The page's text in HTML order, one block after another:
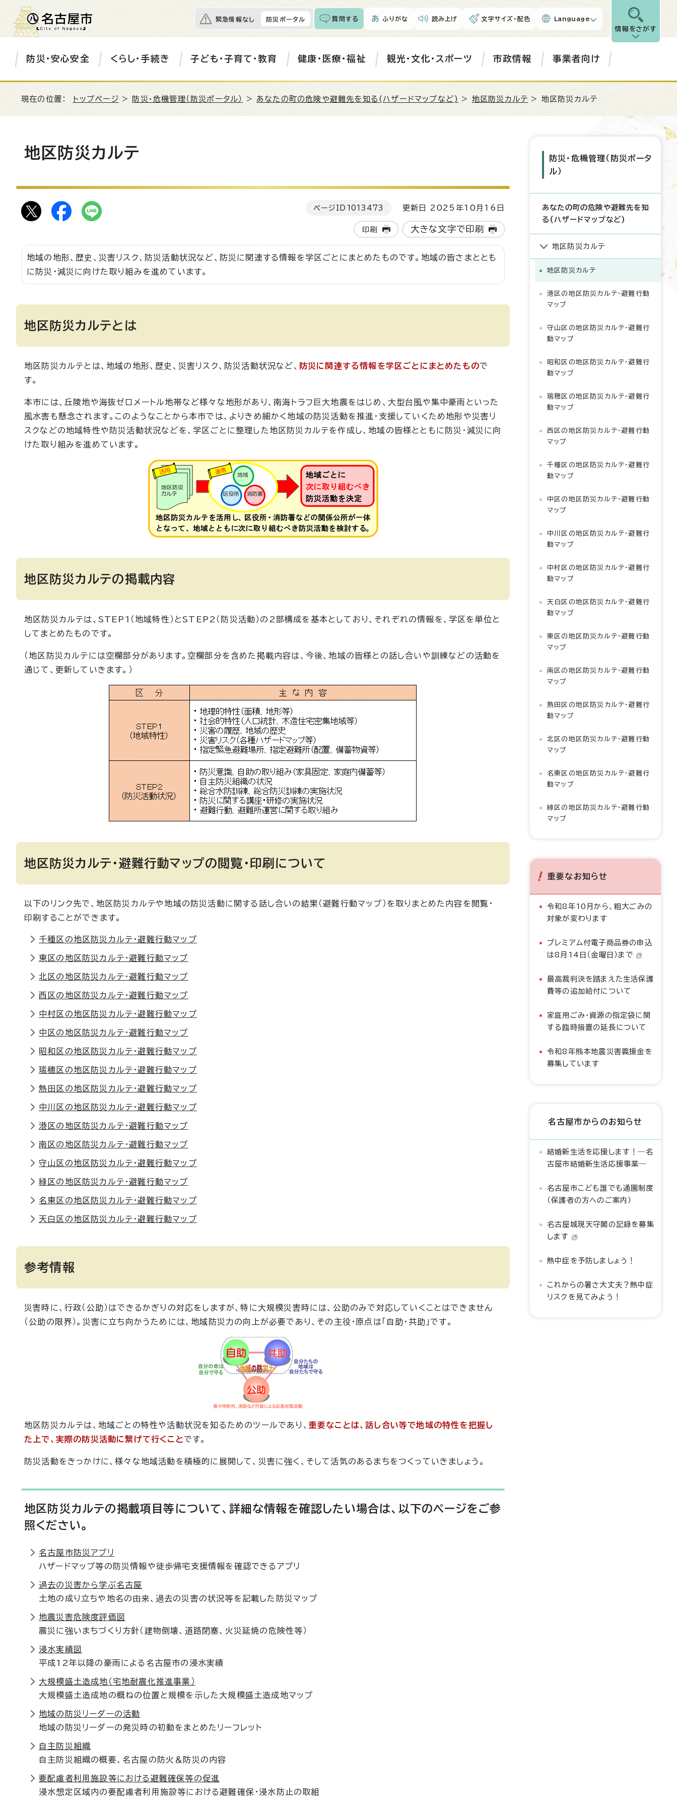
緊急情報なし 防災ポータル 質問する ふりがな 読み上げ 文字サイズ・配色 Language
情報をさがす
防災・安心安全 くらし・手続き 子ども・子育て・教育 健康・医療・福祉 観光・文化・スポーツ 市政情報 事業者向け
現在の位置： トップページ > 防災・危機管理（防災ポータル） > あなたの町の危険や避難先を知る(ハザードマップなど) > 地区防災カルテ > 地区防災カルテ
地区防災カルテ
ページID 1013473 更新日 2025年10月16日
印刷 大きな文字で印刷
地域の地形、歴史、災害リスク、防災活動状況など、防災に関連する情報を学区ごとにまとめたものです。地域の皆さまととも
に防災・減災に向けた取り組みを進めています。
地区防災カルテとは
地区防災カルテとは、地域の地形、歴史、災害リスク、防災活動状況など、 防災に関連する情報を学区ごとにまとめたもので
す。
本市には、丘陵地や海抜ゼロメートル地帯など様々な地形があり、南海トラフ巨大地震をはじめ、大型台風や集中豪雨といった
風水害も懸念されます。このようなことから本市では、よりきめ細かく地域の防災活動を推進・支援していくため地形や災害リ
スクなどの地域特性や防災活動状況などを、学区ごとに整理した地区防災カルテを作成し、地域の皆様とともに防災・減災に向
けた取り組みを進めています。
地区防災カルテの掲載内容
地区防災カルテは、STEP1（地域特性）とSTEP2（防災活動）の2部構成を基本としており、それぞれの情報を、学区を単位と
してまとめたものです。
（地区防災カルテには空欄部分があります。空欄部分を含めた掲載内容は、今後、地域の皆様との話し合いや訓練などの活動を
通じて、更新していきます。）
地区防災カルテ・避難行動マップの閲覧・印刷について
以下のリンク先で、地区防災カルテや地域の防災活動に関する話し合いの結果（避難行動マップ）を取りまとめた内容を閲覧・
印刷することができます。
千種区の地区防災カルテ・避難行動マップ
東区の地区防災カルテ・避難行動マップ
北区の地区防災カルテ・避難行動マップ
西区の地区防災カルテ・避難行動マップ
中村区の地区防災カルテ・避難行動マップ
中区の地区防災カルテ・避難行動マップ
昭和区の地区防災カルテ・避難行動マップ
瑞穂区の地区防災カルテ・避難行動マップ
熱田区の地区防災カルテ・避難行動マップ
中川区の地区防災カルテ・避難行動マップ
港区の地区防災カルテ・避難行動マップ
南区の地区防災カルテ・避難行動マップ
守山区の地区防災カルテ・避難行動マップ
緑区の地区防災カルテ・避難行動マップ
名東区の地区防災カルテ・避難行動マップ
天白区の地区防災カルテ・避難行動マップ
参考情報
災害時に、行政（公助）はできるかぎりの対応をしますが、特に大規模災害時には、公助のみで対応していくことはできません
（公助の限界）。災害に立ち向かうためには、地域防災力の向上が必要であり、その主役・原点は「自助・共助」です。
地区防災カルテは、地域ごとの特性や活動状況を知るためのツールであり、 重要なことは、話し合い等で地域の特性を把握し
た上で、実際の防災活動に繋げて行くことです。
防災活動をきっかけに、様々な地域活動を積極的に展開して、災害に強く、そして活気のあるまちをつくっていきましょう。
地区防災カルテの掲載項目等について、詳細な情報を確認したい場合は、以下のページをご参
照ください。
名古屋市防災アプリ
ハザードマップ等の防災情報や徒歩帰宅支援情報を確認できるアプリ
過去の災害から学ぶ名古屋
土地の成り立ちや地名の由来、過去の災害の状況等を記載した防災マップ
地震災害危険度評価図
震災に強いまちづくり方針（建物倒壊、道路閉塞、火災延焼の危険性等）
浸水実績図
平成12年以降の豪雨による名古屋市の浸水実績
大規模盛土造成地（宅地耐震化推進事業）
大規模盛土造成地の概ねの位置と規模を示した大規模盛土造成地マップ
地域の防災リーダーの活動
地域の防災リーダーの発災時の初動をまとめたリーフレット
自主防災組織
自主防災組織の概要、名古屋の防火＆防災の内容
要配慮者利用施設等における避難確保等の促進
浸水想定区域内の要配慮者利用施設等における避難確保・浸水防止の取組
防災・危機管理（防災ポータ
ル）
あなたの町の危険や避難先を知
る(ハザードマップなど)
地区防災カルテ
地区防災カルテ
港区の地区防災カルテ・避難行動
マップ
守山区の地区防災カルテ・避難行
動マップ
昭和区の地区防災カルテ・避難行
動マップ
瑞穂区の地区防災カルテ・避難行
動マップ
西区の地区防災カルテ・避難行動
マップ
千種区の地区防災カルテ・避難行
動マップ
中区の地区防災カルテ・避難行動
マップ
中川区の地区防災カルテ・避難行
動マップ
中村区の地区防災カルテ・避難行
動マップ
天白区の地区防災カルテ・避難行
動マップ
東区の地区防災カルテ・避難行動
マップ
南区の地区防災カルテ・避難行動
マップ
熱田区の地区防災カルテ・避難行
動マップ
北区の地区防災カルテ・避難行動
マップ
名東区の地区防災カルテ・避難行
動マップ
緑区の地区防災カルテ・避難行動
マップ
重要なお知らせ
令和8年10月から、粗大ごみの
対象が変わります
プレミアム付電子商品券の申込
は8月14日（金曜日）まで
最高裁判決を踏まえた生活保護
費等の追加給付について
家庭用ごみ・資源の指定袋に関
する臨時措置の延長について
令和8年熊本地震災害義援金を
募集しています
名古屋市からのお知らせ
結婚新生活を応援します！―名
古屋市結婚新生活応援事業―
名古屋市こども誰でも通園制度
（保護者の方へのご案内）
名古屋城現天守閣の記録を募集
します
熱中症を予防しましょう！
これからの暑さ大丈夫？熱中症
リスクを見てみよう！